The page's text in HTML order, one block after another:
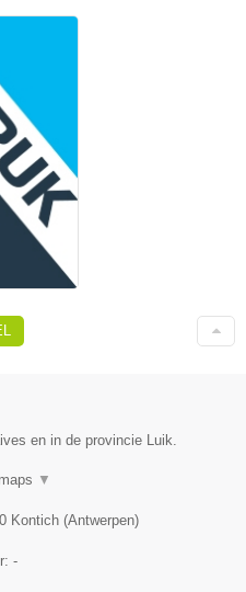
en in de provincie Luik.
▼
Kontich (Antwerpen)
-